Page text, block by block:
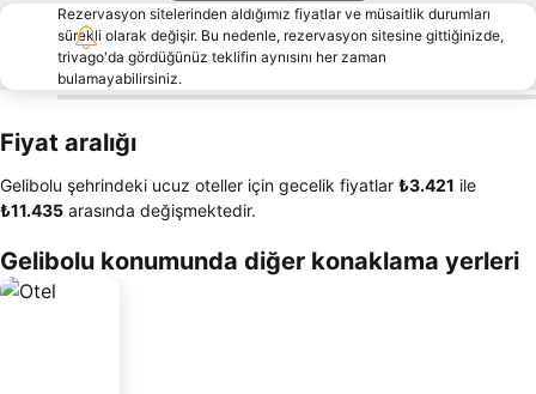
Rezervasyon sitelerinden aldığımız fiyatlar ve müsaitlik durumları
sürekli olarak değişir. Bu nedenle, rezervasyon sitesine gittiğinizde,
trivago'da gördüğünüz teklifin aynısını her zaman
bulamayabilirsiniz.
Fiyat aralığı
Gelibolu şehrindeki ucuz oteller için gecelik fiyatlar ‎₺3.421 ile
‎₺11.435 arasında değişmektedir.
Gelibolu konumunda diğer konaklama yerleri